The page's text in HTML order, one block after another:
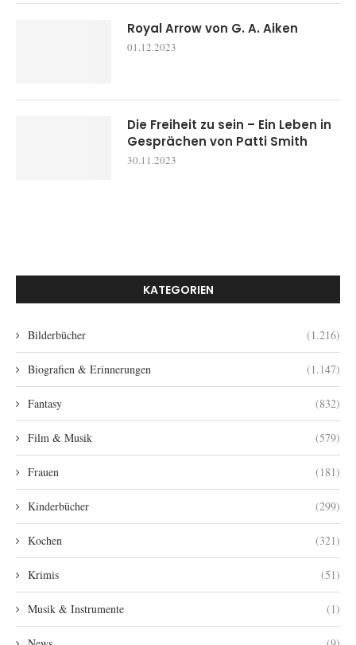
Royal Arrow von G. A. Aiken
01.12.2023
Die Freiheit zu sein – Ein Leben in
Gesprächen von Patti Smith
30.11.2023
KATEGORIEN
Bilderbücher (1.216)
Biografien & Erinnerungen (1.147)
Fantasy (832)
Film & Musik (579)
Frauen (181)
Kinderbücher (299)
Kochen (321)
Krimis (51)
Musik & Instrumente (1)